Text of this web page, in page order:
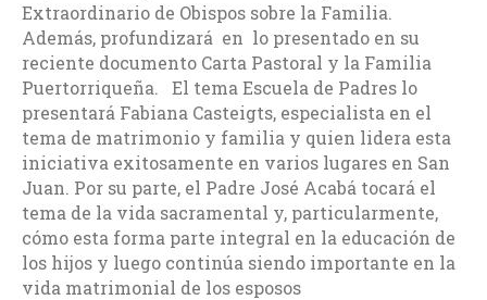
Extraordinario de Obispos sobre la Familia.
Además, profundizará en lo presentado en su
reciente documento Carta Pastoral y la Familia
Puertorriqueña. El tema Escuela de Padres lo
presentará Fabiana Casteigts, especialista en el
tema de matrimonio y familia y quien lidera esta
iniciativa exitosamente en varios lugares en San
Juan. Por su parte, el Padre José Acabá tocará el
tema de la vida sacramental y, particularmente,
cómo esta forma parte integral en la educación de
los hijos y luego continúa siendo importante en la
vida matrimonial de los esposos